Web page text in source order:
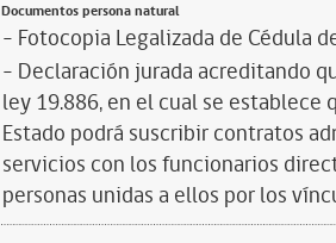
Documentos persona natural
- Fotocopia Legalizada de Cédula
- Declaración jurada acreditando
ley 19.886, en el cual se
Estado podrá suscribir contratos
servicios con los funcionarios
personas unidas a ellos por los